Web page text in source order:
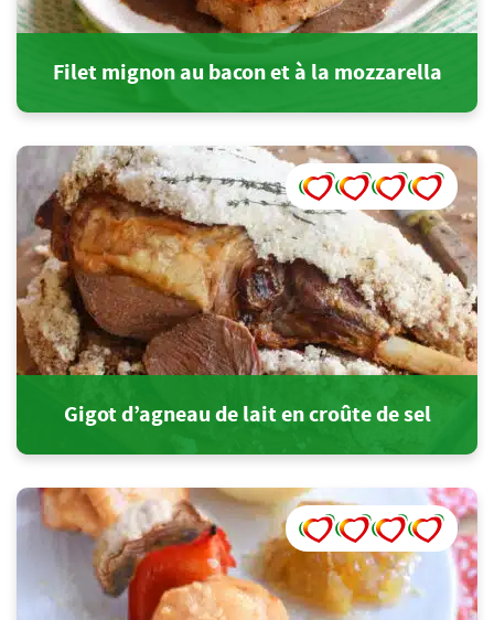
Filet mignon au bacon et à la mozzarella
Gigot d’agneau de lait en croûte de sel